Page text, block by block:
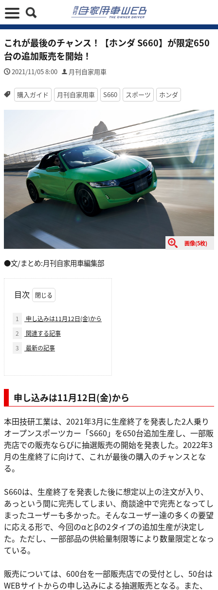
これが最後のチャンス！【ホンダ S660】が限定650
台の追加販売を開始！
2021/11/05 8:00 月刊自家用車
購入ガイド 月刊自家用車 S660 スポーツ ホンダ
画像(5枚)
●文/まとめ:月刊自家用車編集部
目次
1
申し込みは11月12日(金)から
2
関連する記事
3
最新の記事
申し込みは11月12日(金)から
本田技研工業は、2021年3月に生産終了を発表した2人乗り
オープンスポーツカー「S660」を650台追加生産し、一部販
売店での販売ならびに抽選販売の開始を発表した。2022年3
月の生産終了に向けて、これが最後の購入のチャンスとな
る。
S660は、生産終了を発表した後に想定以上の注文が入り、
あっという間に完売してしまい、商談途中で完売となってし
まったユーザーも多かった。そんなユーザー達の多くの要望
に応える形で、今回のαとβの2タイプの追加生産が決定し
た。ただし、一部部品の供給量制限等により数量限定となっ
ている。
販売については、600台を一部販売店での受付とし、50台は
WEBサイトからの申し込みによる抽選販売となる。また、